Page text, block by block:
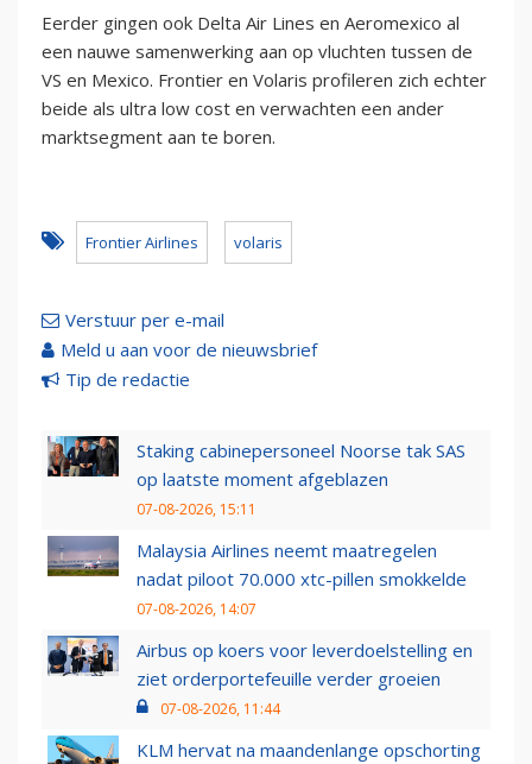
Eerder gingen ook Delta Air Lines en Aeromexico al
een nauwe samenwerking aan op vluchten tussen de
VS en Mexico. Frontier en Volaris profileren zich echter
beide als ultra low cost en verwachten een ander
marktsegment aan te boren.
Frontier Airlines volaris
Verstuur per e-mail
Meld u aan voor de nieuwsbrief
Tip de redactie
Staking cabinepersoneel Noorse tak SAS
op laatste moment afgeblazen
07-08-2026, 15:11
Malaysia Airlines neemt maatregelen
nadat piloot 70.000 xtc-pillen smokkelde
07-08-2026, 14:07
Airbus op koers voor leverdoelstelling en
ziet orderportefeuille verder groeien
07-08-2026, 11:44
KLM hervat na maandenlange opschorting